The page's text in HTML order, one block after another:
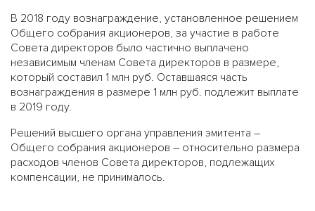
В 2018 году вознаграждение, установленное решением
Общего собрания акционеров, за участие в работе
Совета директоров было частично выплачено
независимым членам Совета директоров в размере,
который составил 1 млн руб. Оставшаяся часть
вознаграждения в размере 1 млн руб. подлежит выплате
в 2019 году.
Решений высшего органа управления эмитента –
Общего собрания акционеров – относительно размера
расходов членов Совета директоров, подлежащих
компенсации, не принималось.